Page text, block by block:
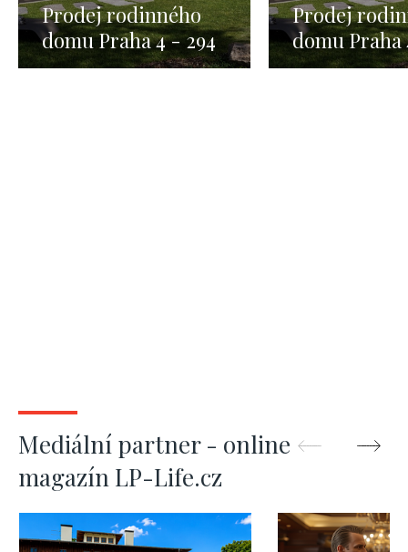
Prodej rodinného
domu Praha 4 - 294
m2 1
Prodej
domu Praha
m2
Mediální partner - online
magazín LP-Life.cz